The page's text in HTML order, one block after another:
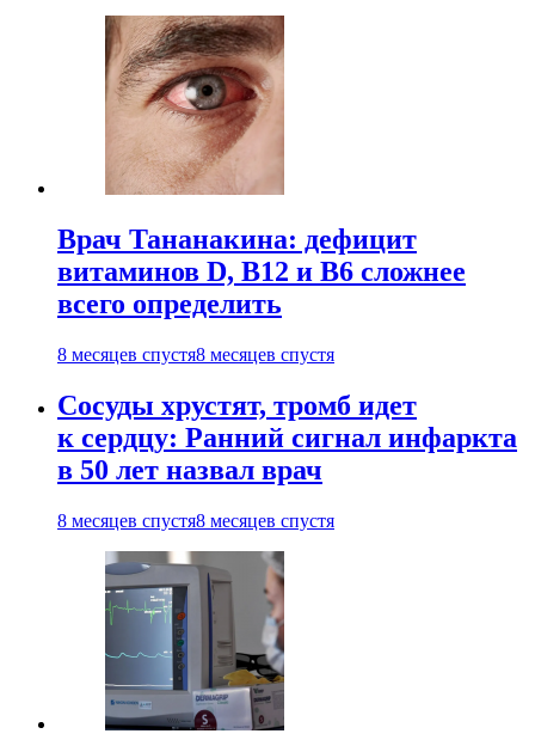
Врач Тананакина: дефицит
витаминов D, B12 и B6 сложнее
всего определить
8 месяцев спустя8 месяцев спустя
Сосуды хрустят, тромб идет
к сердцу: Ранний сигнал инфаркта
в 50 лет назвал врач
8 месяцев спустя8 месяцев спустя